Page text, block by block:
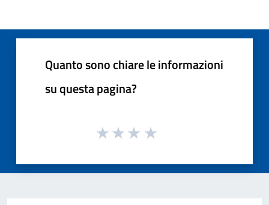
Quanto sono chiare le informazioni
su questa pagina?